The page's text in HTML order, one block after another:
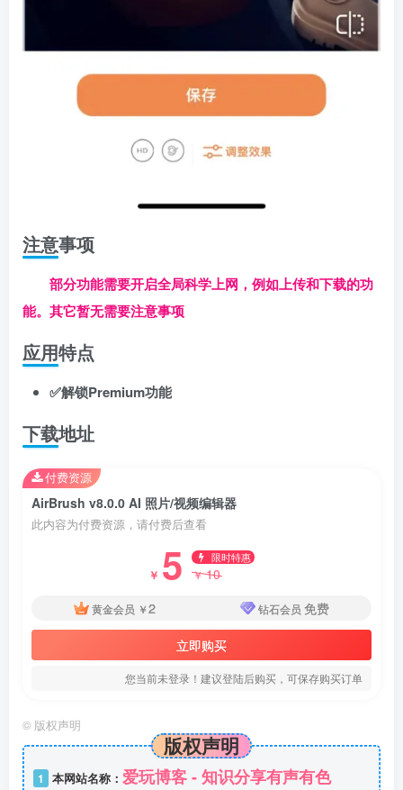
注意事项
部分功能需要开启全局科学上网，例如上传和下载的功
能。其它暂无需要注意事项
应用特点
✅解锁Premium功能
下载地址
AirBrush v8.0.0 AI 照片/视频编辑器
此内容为付费资源，请付费后查看
￥ 5 限时特惠
￥10
黄金会员 ￥2 钻石会员 免费
立即购买
您当前未登录！建议登陆后购买，可保存购买订单
付费资源
© 版权声明
版权声明
1 本网站名称： 爱玩博客 - 知识分享有声有色